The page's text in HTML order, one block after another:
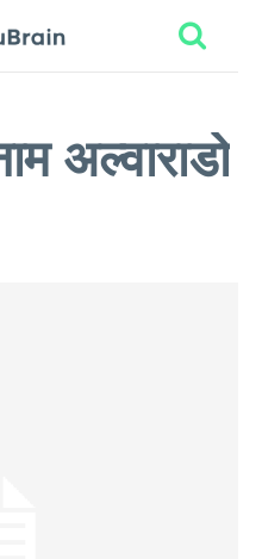
अल्वाराडो